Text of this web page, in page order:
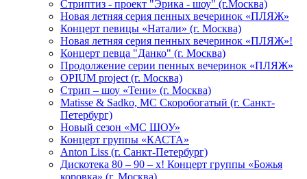
Стриптиз - проект "Эрика - шоу" (г.Москва)
Новая летняя серия пенных вечеринок «ПЛЯЖ»
Концерт певицы «Натали» (г. Москва)
Новая летняя серия пенных вечеринок «ПЛЯЖ»!
Концерт певца "Данко" (г. Москва)
Продолжение серии пенных вечеринок «ПЛЯЖ»
OPIUM project (г. Москва)
Стрип – шоу «Тени» (г. Москва)
Matissе & Sadko, MC Скоробогатый (г. Санкт-
Петербург)
Новый сезон «МС ШОУ»
Концерт группы «КАСТА»
Anton Liss (г. Санкт-Петербург)
Дискотека 80 – 90 – х! Концерт группы «Божья
коровка» (г. Москва)